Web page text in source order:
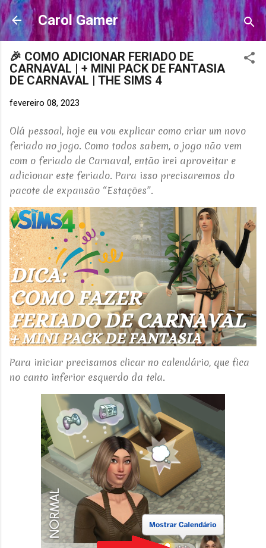
Pular para o conteúdo principal
Carol Gamer
🎉 COMO ADICIONAR FERIADO DE
CARNAVAL | + MINI PACK DE FANTASIA
DE CARNAVAL | THE SIMS 4
fevereiro 08, 2023
Olá pessoal, hoje eu vou explicar como criar um novo
feriado no jogo. Como todos sabem, o jogo não vem
com o feriado de Carnaval, então irei aproveitar e
adicionar este feriado. Para isso precisaremos do
pacote de expansão “Estações”.
Para iniciar precisamos clicar no calendário, que fica
no canto inferior esquerdo da tela.